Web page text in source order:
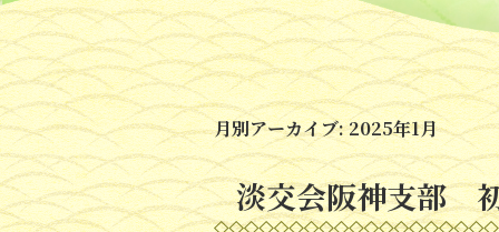
月別アーカイブ:2025年1月
淡交会阪神支部